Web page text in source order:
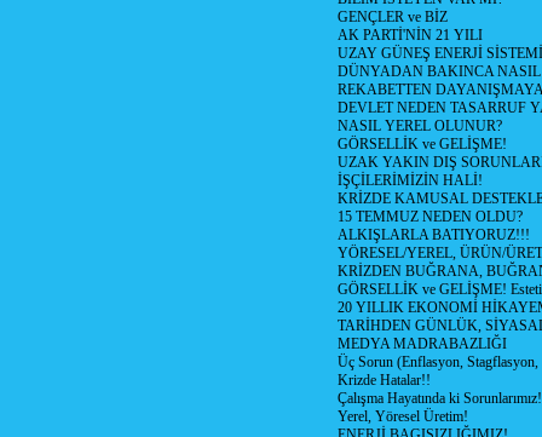
GENÇLER ve BİZ
AK PARTİ'NİN 21 YILI
UZAY GÜNEŞ ENERJİ SİSTEMİ
DÜNYADAN BAKINCA
REKABETTEN
DEVLET NEDEN TASARRUF
NASIL YEREL OLUNUR?
GÖRSELLİK ve GELİŞME!
UZAK YAKIN DIŞ
İŞÇİLERİMİZİN HALİ!
KRİZDE KAMUSAL
15 TEMMUZ NEDEN OLDU?
ALKIŞLARLA BATIYORUZ!!!
YÖRESEL/YEREL, ÜRÜN/
KRİZDEN BUĞRANA,
GÖRSELLİK ve GELİŞME!
20 YILLIK EKONOMİ
TARİHDEN GÜNLÜK,
MEDYA MADRABAZLIĞI
Üç Sorun (Enflasyon, Stagflasyon,
Krizde Hatalar!!
Çalışma Hayatında ki
Yerel, Yöresel Üretim!